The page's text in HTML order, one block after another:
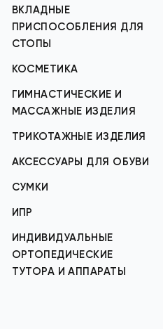
ВКЛАДНЫЕ
ПРИСПОСОБЛЕНИЯ ДЛЯ
СТОПЫ
КОСМЕТИКА
ГИМНАСТИЧЕСКИЕ И
МАССАЖНЫЕ ИЗДЕЛИЯ
ТРИКОТАЖНЫЕ ИЗДЕЛИЯ
АКСЕССУАРЫ ДЛЯ ОБУВИ
СУМКИ
ИПР
ИНДИВИДУАЛЬНЫЕ
ОРТОПЕДИЧЕСКИЕ
ТУТОРА И АППАРАТЫ